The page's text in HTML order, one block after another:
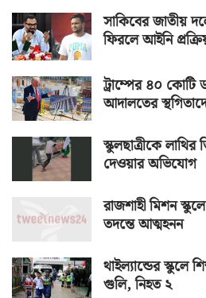
সাকিবের জাতীয়
ফিরলে আইনি
ট্রাম্পের ৪০ কোটি
আদালতের
স্কুলছাত্রীকে লাথির
দেওয়ার অভিযোগ
রাজশাহী মিশন
তদন্তে আত্মহনন
থাইল্যান্ডের স্কুলে
গুলি, নিহত ২